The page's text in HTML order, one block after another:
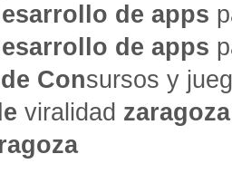
sarrollo de apps
sarrollo de apps
de Consursos y
viralidad zaragoza